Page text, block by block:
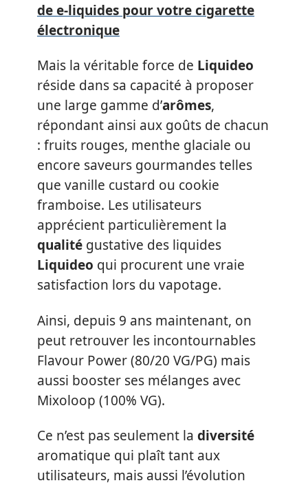
de e-liquides pour votre cigarette
électronique
Mais la véritable force de Liquideo
réside dans sa capacité à proposer
une large gamme d’arômes,
répondant ainsi aux goûts de chacun
: fruits rouges, menthe glaciale ou
encore saveurs gourmandes telles
que vanille custard ou cookie
framboise. Les utilisateurs
apprécient particulièrement la
qualité gustative des liquides
Liquideo qui procurent une vraie
satisfaction lors du vapotage.
Ainsi, depuis 9 ans maintenant, on
peut retrouver les incontournables
Flavour Power (80/20 VG/PG) mais
aussi booster ses mélanges avec
Mixoloop (100% VG).
Ce n’est pas seulement la diversité
aromatique qui plaît tant aux
utilisateurs, mais aussi l’évolution